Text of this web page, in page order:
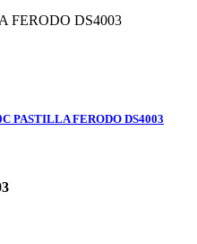
FERODO DS4003
PASTILLA FERODO DS4003